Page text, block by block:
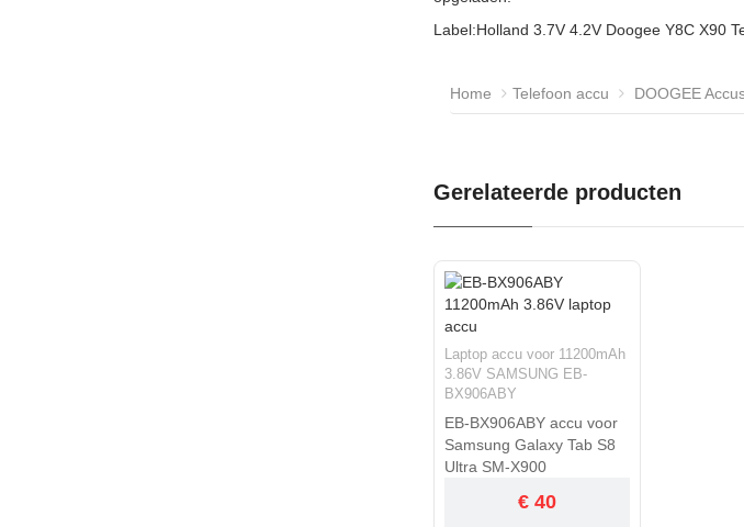
Label:Holland 3.7V 4.2V Doogee Y8C X90
Home Telefoon accu DOOGEE
Gerelateerde producten
Laptop accu voor 11200mAh
3.86V SAMSUNG EB-
BX906ABY
EB-BX906ABY accu voor
Samsung Galaxy Tab S8
Ultra SM-X900
€ 40